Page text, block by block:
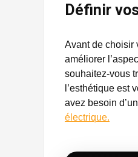
Définir
Avant de choisir
améliorer
souhaitez-vous
l’esthétique est
avez besoin
électrique.